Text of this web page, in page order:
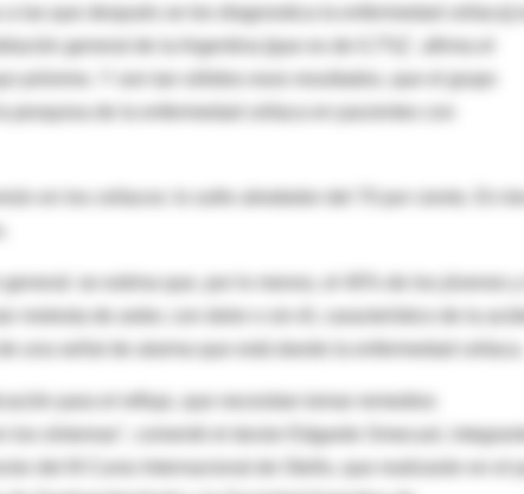
las que después se les diagnostica la enfermedad celíaca]
general de la Argentina [que es de 0,7%]", afirma el
próximo. Y son tan sólidos esos resultados, que el grupo
de la enfermedad celíaca en pacientes con
se estima que, por lo menos, el 40% de los jóvenes y
los síntomas", comentó el doctor Edgardo Smecuol, integrante
del III Curso Internacional de Otoño, que realizarán en el